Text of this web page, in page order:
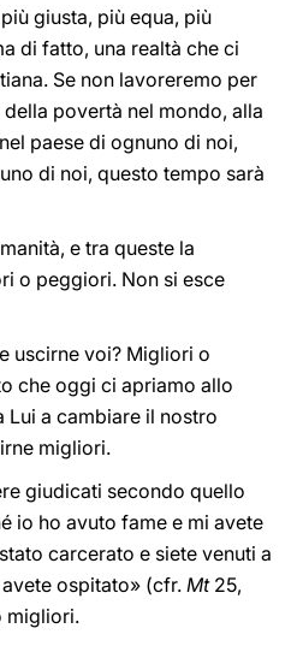
giusta, più equa, più
di fatto, una realtà che ci
Se non lavoreremo per
povertà nel mondo, alla
paese di ognuno di noi,
di noi, questo tempo sarà
e tra queste la
o peggiori. Non si esce
uscirne voi? Migliori o
che oggi ci apriamo allo
Lui a cambiare il nostro
migliori.
giudicati secondo quello
io ho avuto fame e mi avete
carcerato e siete venuti a
ospitato» (cfr.Mt25,
migliori.